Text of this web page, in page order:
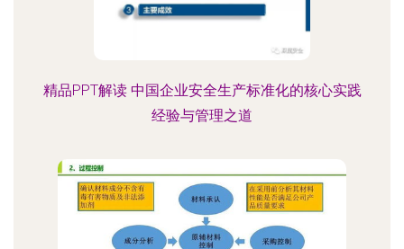
精品PPT解读 中国企业安全生产标准化的核心实践
经验与管理之道